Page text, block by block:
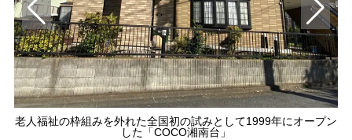
老人福祉の枠組みを外れた全国初の試みとして1999年にオープン
した「COCO湘南台」